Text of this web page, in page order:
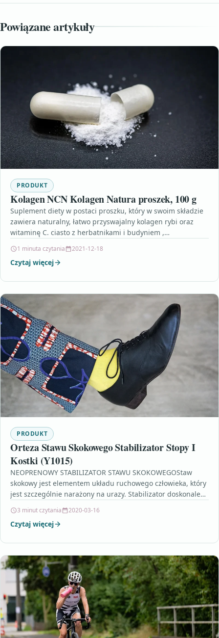
Powiązane artykuły
PRODUKT
Kolagen NCN Kolagen Natura proszek, 100 g
Suplement diety w postaci proszku, który w swoim składzie
zawiera naturalny, łatwo przyswajalny kolagen rybi oraz
witaminę C. ciasto z herbatnikami i budyniem ,…
1 minuta czytania 2021-12-18
Czytaj więcej
PRODUKT
Orteza Stawu Skokowego Stabilizator Stopy I
Kostki (Y1015)
NEOPRENOWY STABILIZATOR STAWU SKOKOWEGOStaw
skokowy jest elementem układu ruchowego człowieka, który
jest szczególnie narażony na urazy. Stabilizator doskonale
3 minut czytania 2020-03-16
Czytaj więcej